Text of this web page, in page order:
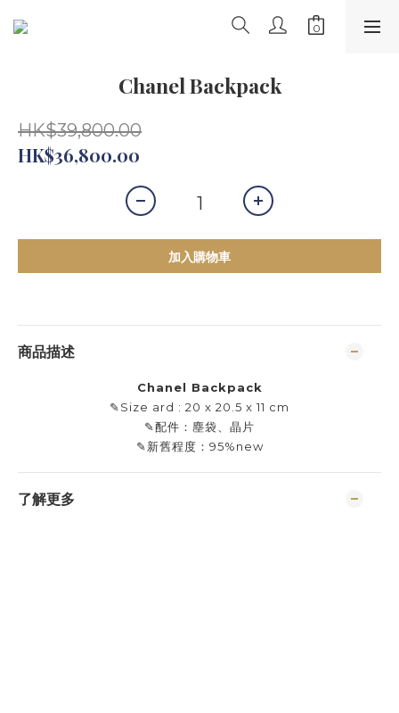
Chanel Backpack
HK$39,800.00
HK$36,800.00
加入購物車
商品描述
Chanel Backpack
✎Size ard : 20 x 20.5 x 11 cm
✎配件：塵袋、晶片
✎新舊程度：95%new
了解更多